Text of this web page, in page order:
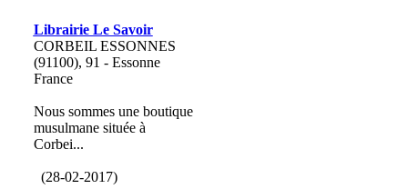
Librairie Le Savoir
CORBEIL ESSONNES
(91100), 91 - Essonne
France
Nous sommes une boutique
musulmane située à
Corbei...
(28-02-2017)